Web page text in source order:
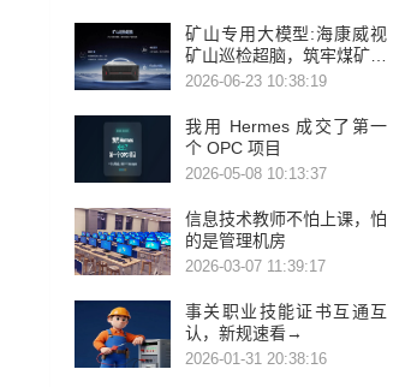
矿山专用大模型:海康威视
矿山巡检超脑，筑牢煤矿反
“三违”智能防线
2026-06-23 10:38:19
我用 Hermes 成交了第一
个 OPC 项目
2026-05-08 10:13:37
信息技术教师不怕上课，怕
的是管理机房
2026-03-07 11:39:17
事关职业技能证书互通互
认，新规速看→
2026-01-31 20:38:16